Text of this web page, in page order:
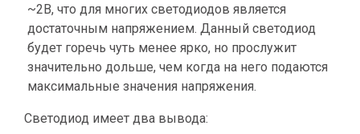
~2В, что для многих светодиодов является
достаточным напряжением. Данный светодиод
будет горечь чуть менее ярко, но прослужит
значительно дольше, чем когда на него подаются
максимальные значения напряжения.
Светодиод имеет два вывода: